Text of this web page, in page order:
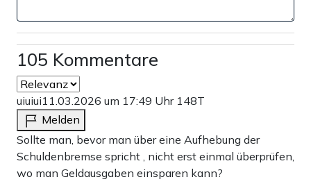
105 Kommentare
uiuiui11.03.2026 um 17:49 Uhr 148T
Melden
Sollte man, bevor man über eine Aufhebung der
Schuldenbremse spricht , nicht erst einmal überprüfen,
wo man Geldausgaben einsparen kann?